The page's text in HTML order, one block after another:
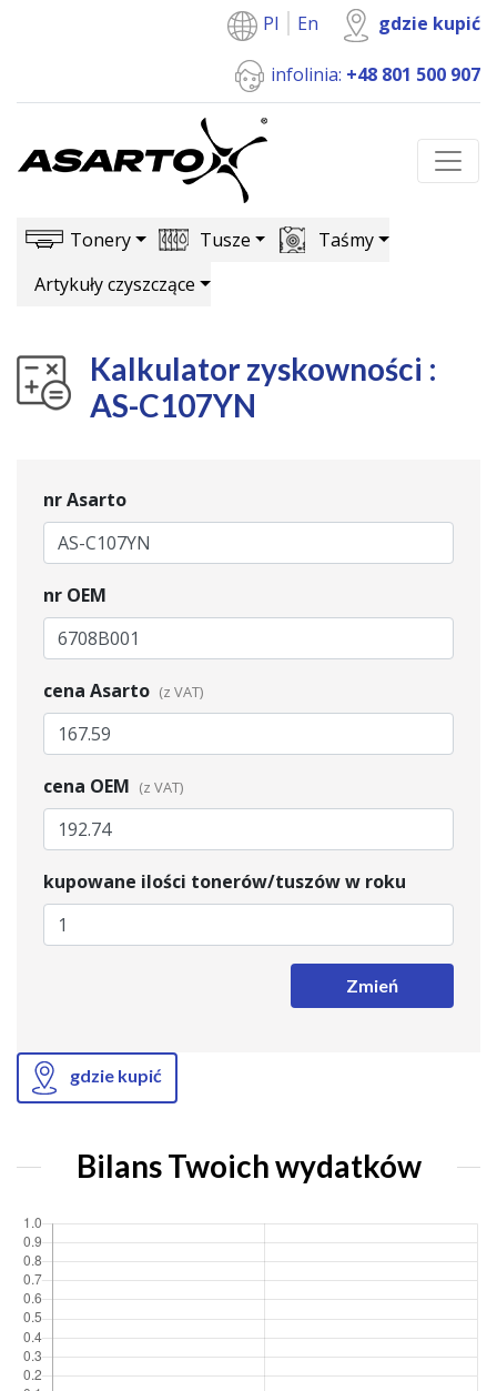
Pl En gdzie kupić
infolinia: +48 801 500 907
Tonery Tusze
Taśmy
Artykuły czyszczące
Kalkulator zyskowności :
AS-C107YN
nr Asarto
nr OEM
cena Asarto
cena OEM
kupowane ilości tonerów/tuszów w roku
Zmień
gdzie kupić
Bilans Twoich wydatków